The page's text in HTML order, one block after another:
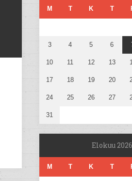
M T K T
3 4 5 6
10 11 12 13
17 18 19 20
24 25 26 27
31
Elokuu 2026
M T K T